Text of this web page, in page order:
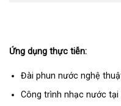
Ứng dụng thực tiễn:
Đài phun nước nghệ
Công trình nhạc nước